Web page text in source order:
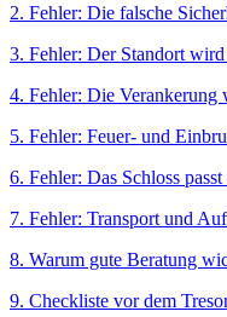
2. Fehler: Die falsche
3. Fehler: Der Standort wird
4. Fehler: Die Verankerung
5. Fehler: Feuer- und
6. Fehler: Das Schloss
7. Fehler: Transport und
8. Warum gute Beratung
9. Checkliste vor dem